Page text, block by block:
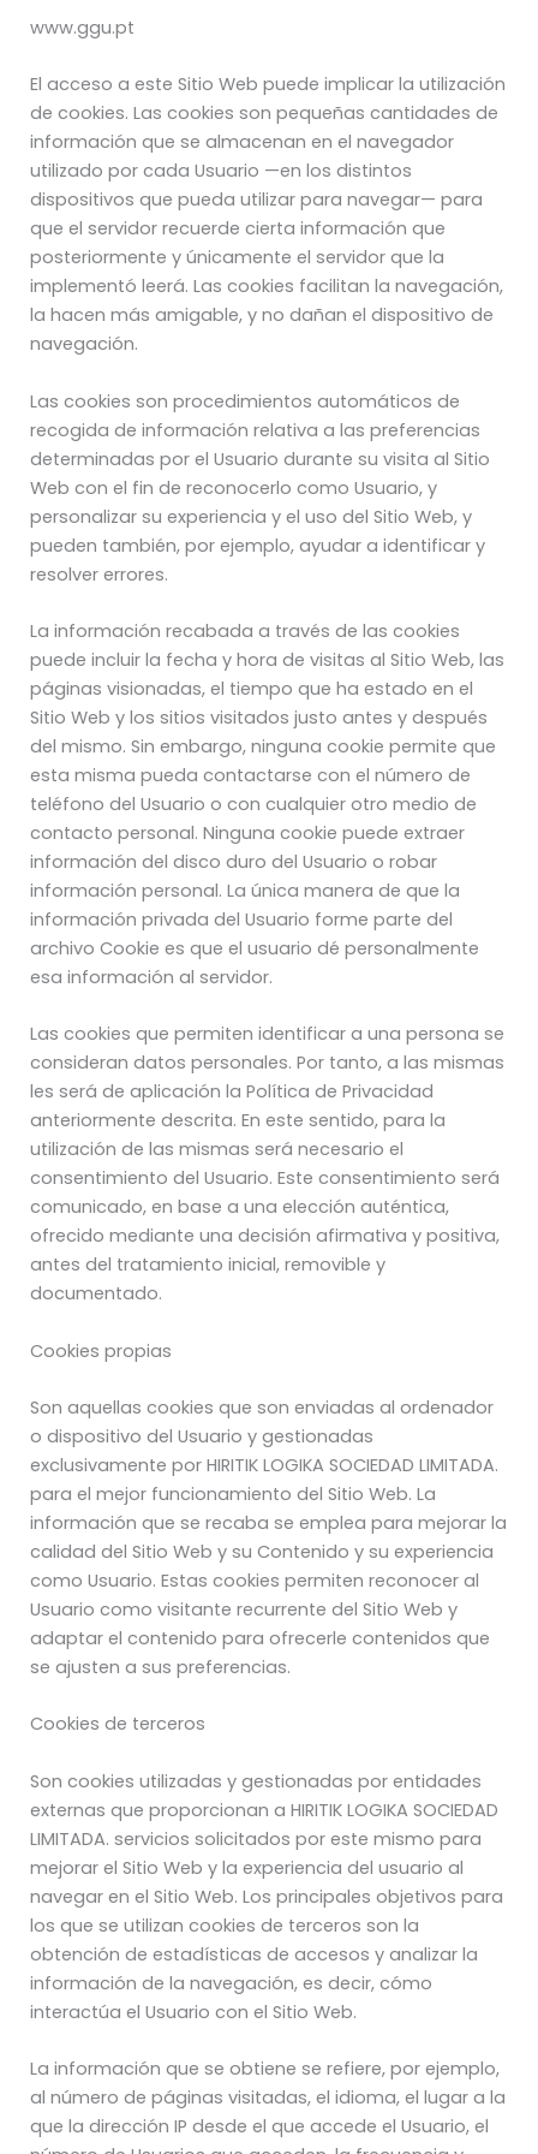
www.ggu.pt
El acceso a este Sitio Web puede implicar la utilización
de cookies. Las cookies son pequeñas cantidades de
información que se almacenan en el navegador
utilizado por cada Usuario —en los distintos
dispositivos que pueda utilizar para navegar— para
que el servidor recuerde cierta información que
posteriormente y únicamente el servidor que la
implementó leerá. Las cookies facilitan la navegación,
la hacen más amigable, y no dañan el dispositivo de
navegación.
Las cookies son procedimientos automáticos de
recogida de información relativa a las preferencias
determinadas por el Usuario durante su visita al Sitio
Web con el fin de reconocerlo como Usuario, y
personalizar su experiencia y el uso del Sitio Web, y
pueden también, por ejemplo, ayudar a identificar y
resolver errores.
La información recabada a través de las cookies
puede incluir la fecha y hora de visitas al Sitio Web, las
páginas visionadas, el tiempo que ha estado en el
Sitio Web y los sitios visitados justo antes y después
del mismo. Sin embargo, ninguna cookie permite que
esta misma pueda contactarse con el número de
teléfono del Usuario o con cualquier otro medio de
contacto personal. Ninguna cookie puede extraer
información del disco duro del Usuario o robar
información personal. La única manera de que la
información privada del Usuario forme parte del
archivo Cookie es que el usuario dé personalmente
esa información al servidor.
Las cookies que permiten identificar a una persona se
consideran datos personales. Por tanto, a las mismas
les será de aplicación la Política de Privacidad
anteriormente descrita. En este sentido, para la
utilización de las mismas será necesario el
consentimiento del Usuario. Este consentimiento será
comunicado, en base a una elección auténtica,
ofrecido mediante una decisión afirmativa y positiva,
antes del tratamiento inicial, removible y
documentado.
Cookies propias
Son aquellas cookies que son enviadas al ordenador
o dispositivo del Usuario y gestionadas
exclusivamente por HIRITIK LOGIKA SOCIEDAD LIMITADA.
para el mejor funcionamiento del Sitio Web. La
información que se recaba se emplea para mejorar la
calidad del Sitio Web y su Contenido y su experiencia
como Usuario. Estas cookies permiten reconocer al
Usuario como visitante recurrente del Sitio Web y
adaptar el contenido para ofrecerle contenidos que
se ajusten a sus preferencias.
Cookies de terceros
Son cookies utilizadas y gestionadas por entidades
externas que proporcionan a HIRITIK LOGIKA SOCIEDAD
LIMITADA. servicios solicitados por este mismo para
mejorar el Sitio Web y la experiencia del usuario al
navegar en el Sitio Web. Los principales objetivos para
los que se utilizan cookies de terceros son la
obtención de estadísticas de accesos y analizar la
información de la navegación, es decir, cómo
interactúa el Usuario con el Sitio Web.
La información que se obtiene se refiere, por ejemplo,
al número de páginas visitadas, el idioma, el lugar a la
que la dirección IP desde el que accede el Usuario, el